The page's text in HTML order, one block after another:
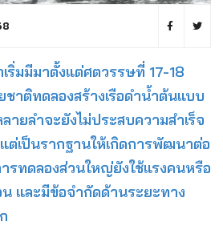
ริ่มมีมาตั้งแต่ศตวรรษที่ 17-18
าติทดลองสร้างเรือดำน้ำต้นแบบ
ายลำจะยังไม่ประสบความสำเร็จ
ต่เป็นรากฐานให้เกิดการพัฒนาต่อ
รทดลองส่วนใหญ่ยังใช้แรงคนหรือ
น และมีข้อจำกัดด้านระยะทาง